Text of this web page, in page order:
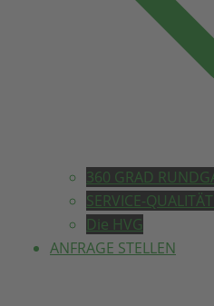
360 GRAD
SERVICE-
Die HVG
ANFRAGE STELLEN